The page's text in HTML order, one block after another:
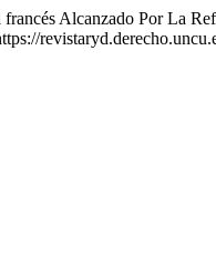
Alcanzado Por La